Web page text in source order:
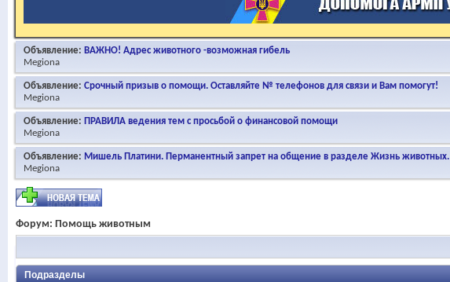
Объявление: ВАЖНО! Адрес животного -возможная гибель
Megiona
Объявление: Срочный призыв о помощи. Оставляйте № телефонов для связи и Вам помогут!
Megiona
Объявление: ПРАВИЛА ведения тем с просьбой о финансовой помощи
Megiona
Объявление: Мишель Платини. Перманентный запрет на общение в разделе Жизнь животных.
Megiona
Форум: Помощь животным
Подразделы